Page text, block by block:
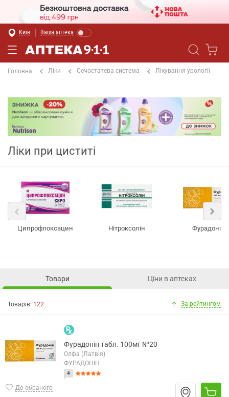
Київ Ваша аптека
Головна Ліки Сечостатева система Лікування урології
Ліки при циститі
Ципрофлоксацин Нітроксолін Фурадонін
Товари Ціни в аптеках
Товарів: 122 За рейтингом
До обраного
Фурадонін табл. 100мг №20
Олфа (Латвія)
ФУРАДОНІН
4